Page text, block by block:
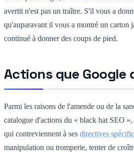
avertit n'est pas un traître. S'il vous a
qu'auparavant il vous a montré un carton
continué à donner des coups de pied.
Actions que Google
Parmi les raisons de l'amende ou de la
catalogue d'actions du « black hat SEO
qui contreviennent à ses directives
manipulation ou tromperie, tenter de